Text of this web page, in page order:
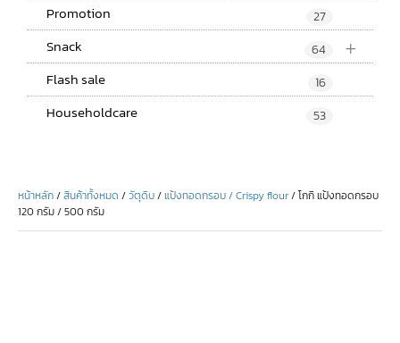
Promotion 27
+
Snack 64
Flash sale 16
Householdcare 53
หน้าหลัก/สินค้าทั้งหมด /วัตุดิบ/แป้งทอดกรอบ / Crispy flour/ โกกิ แป้งทอดกรอบ
120 กรัม / 500 กรัม